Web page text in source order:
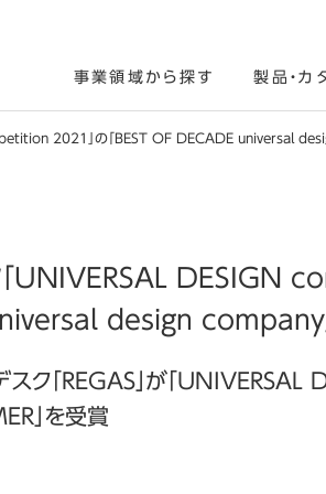
事業領域から探す 製品・カ
2021」の「BEST OF DECADE universal
「UNIVERSAL DESIGN
design company
ク「REGAS」が「UNIVERSAL
」を受賞